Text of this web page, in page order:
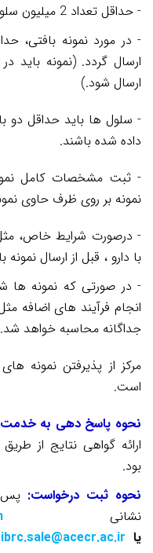
- حداقل تعداد 2 میلیون سلول ارسال شود.
- در مورد نمونه بافتی،
ارسال گردد. (نمونه باید
ارسال شود.)
- سلول ها باید حداقل دو
داده شده باشند.
- ثبت مشخصات کامل
نمونه بر روی ظرف حاوی
- درصورت شرایط خاص، مثل
با دارو ، قبل از ارسال
- در صورتی که نمونه ها
انجام فرآیند های اضافه
جداگانه محاسبه خواهد شد.
مرکز از پذیرفتن نمونه
است.
نحوه پاسخ دهی به
ارائه گواهی نتایج از
بود.
نحوه ثبت درخواست: پس
نشانی
یا ibrc.sale@acecr.ac.ir